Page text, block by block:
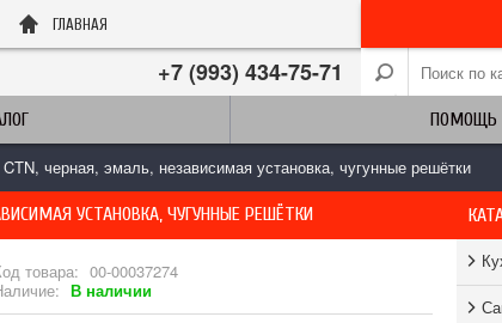
ГЛАВНАЯ
+7 (993) 434-75-71
ПОМОЩЬ
черная, эмаль, независимая установка, чугунные решётки
УСТАНОВКА, ЧУГУННЫЕ РЕШЁТКИ
товара: 00-00037274
В наличии